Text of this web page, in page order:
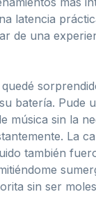
latencia
de una
batería. Pude
música sin la
La
también
sin ser